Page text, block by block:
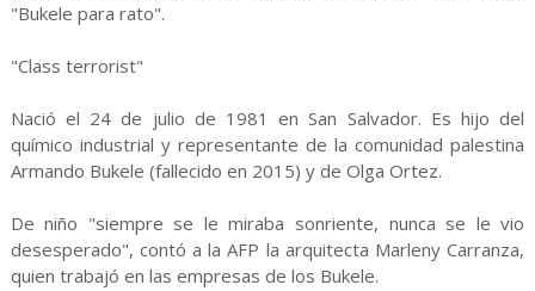
"Bukele para rato".
"Class terrorist"
Nació el 24 de julio de 1981 en San Salvador. Es hijo del
químico industrial y representante de la comunidad palestina
Armando Bukele (fallecido en 2015) y de Olga Ortez.
De niño "siempre se le miraba sonriente, nunca se le vio
desesperado", contó a la AFP la arquitecta Marleny Carranza,
quien trabajó en las empresas de los Bukele.